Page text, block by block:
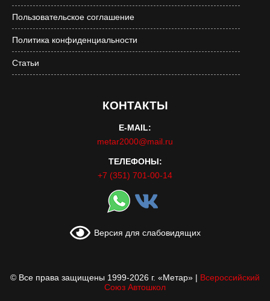
Пользовательское соглашение
Политика конфиденциальности
Статьи
КОНТАКТЫ
E-MAIL:
metar2000@mail.ru
ТЕЛЕФОНЫ:
+7 (351) 701-00-14
Версия для слабовидящих
© Все права защищены 1999-2026 г. «Метар» | Всероссийский
Союз Автошкол